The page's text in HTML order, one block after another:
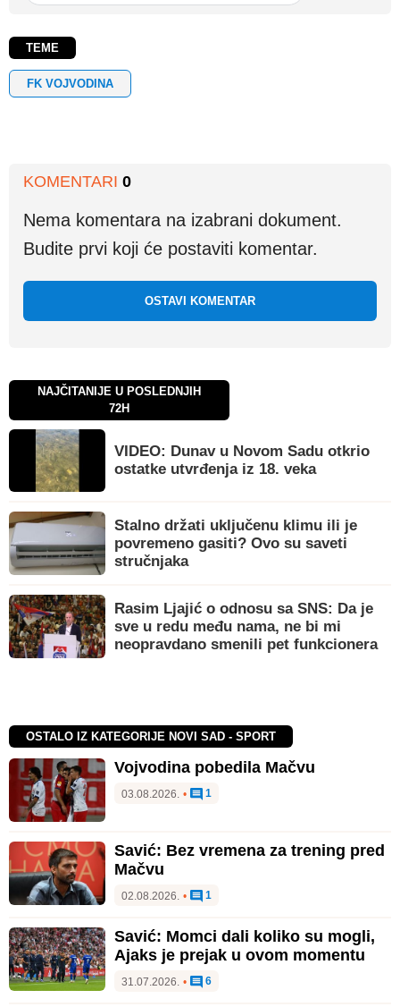
TEME
FK VOJVODINA
KOMENTARI 0
Nema komentara na izabrani dokument.
Budite prvi koji će postaviti komentar.
OSTAVI KOMENTAR
NAJČITANIJE U POSLEDNJIH
72H
VIDEO: Dunav u Novom Sadu otkrio
ostatke utvrđenja iz 18. veka
Stalno držati uključenu klimu ili je
povremeno gasiti? Ovo su saveti
stručnjaka
Rasim Ljajić o odnosu sa SNS: Da je
sve u redu među nama, ne bi mi
neopravdano smenili pet funkcionera
OSTALO IZ KATEGORIJE NOVI SAD - SPORT
Vojvodina pobedila Mačvu
03.08.2026. • 1
Savić: Bez vremena za trening pred
Mačvu
02.08.2026. • 1
Savić: Momci dali koliko su mogli,
Ajaks je prejak u ovom momentu
31.07.2026. • 6